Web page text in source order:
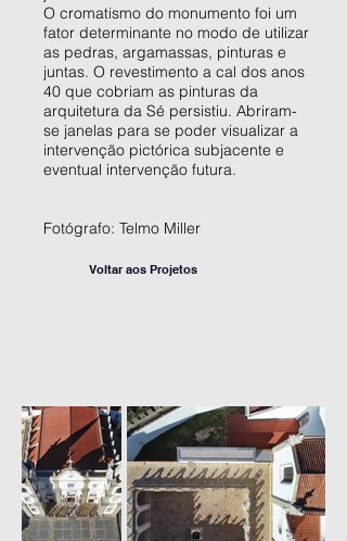
O cromatismo do monumento foi um
fator determinante no modo de utilizar
as pedras, argamassas, pinturas e
juntas. O revestimento a cal dos anos
40 que cobriam as pinturas da
arquitetura da Sé persistiu. Abriram-
se janelas para se poder visualizar a
intervenção pictórica subjacente e
eventual intervenção futura.
Fotógrafo: Telmo Miller
Voltar aos Projetos